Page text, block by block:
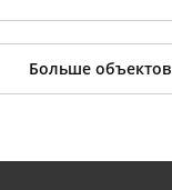
Больше объектов